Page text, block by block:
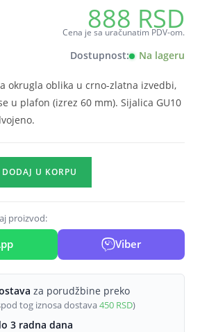
888 RSD
Cena je sa uračunatim PDV-om.
Dostupnost: Na lageru
okrugla oblika u crno-zlatna izvedbi,
u plafon (izrez 60 mm). Sijalica GU10
DODAJ U KORPU
proizvod:
Viber
za porudžbine preko
tog iznosa dostava450 RSD)
3 radna dana